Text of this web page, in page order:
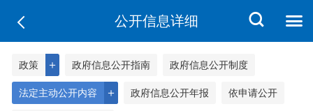
公开信息详细
＋
政策 政府信息公开指南 政府信息公开制度
＋
法定主动公开内容 政府信息公开年报 依申请公开